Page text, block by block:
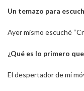
Un temazo para
Ayer mismo escuché
¿Qué es lo primero
El despertador de mi